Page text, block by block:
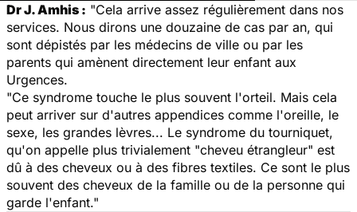
Dr J. Amhis : "Cela arrive assez régulièrement dans nos
services. Nous dirons une douzaine de cas par an, qui
sont dépistés par les médecins de ville ou par les
parents qui amènent directement leur enfant aux
Urgences.
"Ce syndrome touche le plus souvent l'orteil. Mais cela
peut arriver sur d'autres appendices comme l'oreille, le
sexe, les grandes lèvres... Le syndrome du tourniquet,
qu'on appelle plus trivialement "cheveu étrangleur" est
dû à des cheveux ou à des fibres textiles. Ce sont le plus
souvent des cheveux de la famille ou de la personne qui
garde l'enfant."